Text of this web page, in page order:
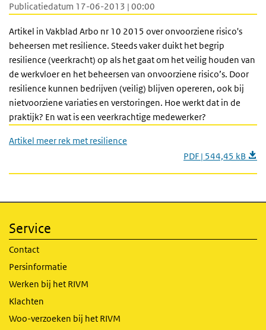
Publicatiedatum 17-06-2013 | 00:00
Artikel in Vakblad Arbo nr 10 2015 over onvoorziene risico's
beheersen met resilience. Steeds vaker duikt het begrip
resilience (veerkracht) op als het gaat om het veilig houden van
de werkvloer en het beheersen van onvoorziene risico’s. Door
resilience kunnen bedrijven (veilig) blijven opereren, ook bij
nietvoorziene variaties en verstoringen. Hoe werkt dat in de
praktijk? En wat is een veerkrachtige medewerker?
Artikel meer rek met resilience
PDF | 544,45 kB
Service
Contact
Persinformatie
Werken bij het RIVM
Klachten
Woo-verzoeken bij het RIVM